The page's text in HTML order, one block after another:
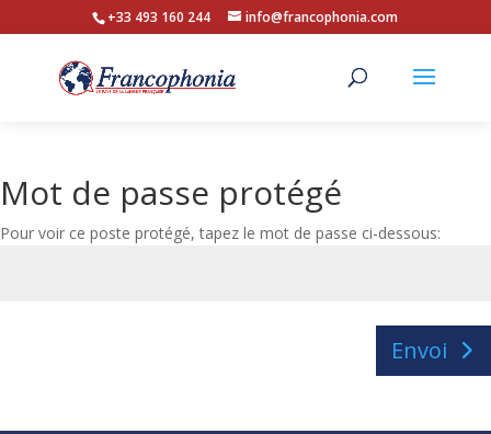
+33 493 160 244 info@francophonia.com
Mot de passe protégé
Pour voir ce poste protégé, tapez le mot de passe ci-dessous:
Envoi